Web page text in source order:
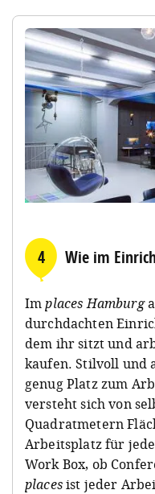
4 Wie im
Implaces Hamburg
durchdachten
dem ihr sitzt und
kaufen. Stilvoll und
genug Platz zum
versteht sich von
Quadratmetern
Arbeitsplatz für
Work Box, ob
placesist jeder